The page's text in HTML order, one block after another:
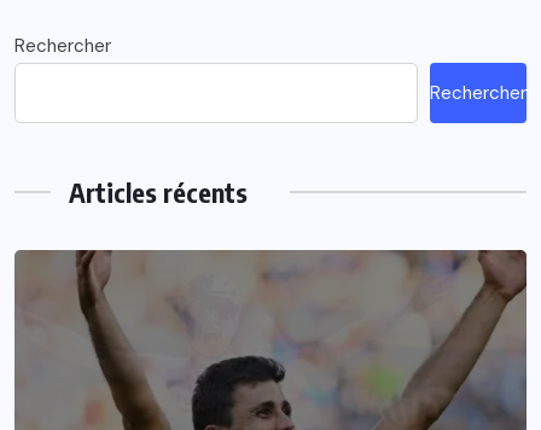
Rechercher
Rechercher
Articles récents